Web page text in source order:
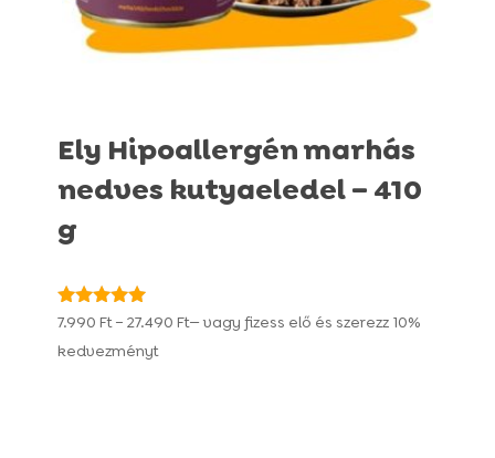
Ely Hipoallergén marhás
nedves kutyaeledel – 410
g
Értékelés:
/ 5
7.990 Ft – 27.490 FtÁrtartomány:
— vagy fizess elő és szerezz 10%
kedvezményt